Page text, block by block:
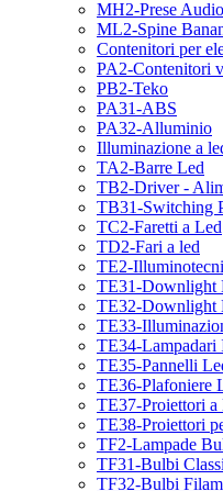
MH2-Prese
ML2-Spine
Contenitori per
PA2-Contenitori
PB2-Teko
PA31-ABS
PA32-Alluminio
Illuminazione a
TA2-Barre Led
TB2-Driver -
TB31-Switching
TC2-Faretti a Led
TD2-Fari a led
TE2-
TE31-Downlight
TE32-Downlight
TE33-
TE34-Lampadari
TE35-Pannelli
TE36-Plafoniere
TE37-Proiettori a
TE38-Proiettori
TF2-Lampade
TF31-Bulbi
TF32-Bulbi